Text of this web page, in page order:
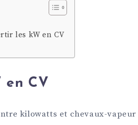
les kW en CV
en CV
kilowatts et chevaux-